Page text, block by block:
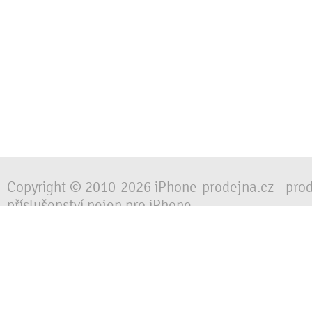
Copyright © 2010-2026 iPhone-prodejna.cz -
příslušenství nejen pro iPhone